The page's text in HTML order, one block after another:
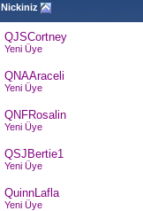
Nickiniz
QJSCortney
Yeni Üye
QNAAraceli
Yeni Üye
QNFRosalin
Yeni Üye
QSJBertie1
Yeni Üye
QuinnLafla
Yeni Üye